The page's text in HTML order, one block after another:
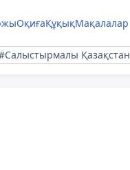
ОқиғаҚұқықМақалалар
Қазақстан